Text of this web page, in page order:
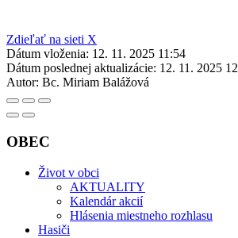
Zdieľať na sieti X
Dátum vloženia: 12. 11. 2025 11:54
Dátum poslednej aktualizácie: 12. 11. 2025
Autor: Bc. Miriam Balážová
OBEC
Život v obci
AKTUALITY
Kalendár akcií
Hlásenia miestneho rozhlasu
Hasiči